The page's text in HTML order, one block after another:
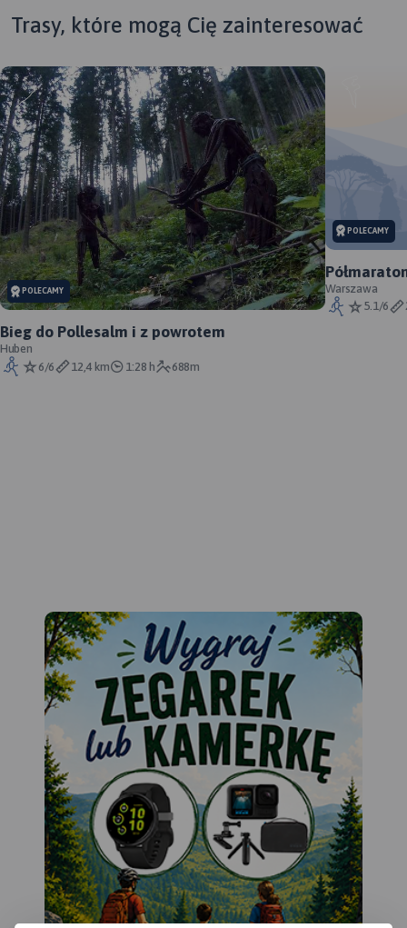
Trasy, które mogą Cię zainteresować
POLECAMY
Bieg do Pollesalm i z powrotem
Huben
6/6
12,4 km 1:28 h 688m
POLECAMY
Warszawa
5.1/6